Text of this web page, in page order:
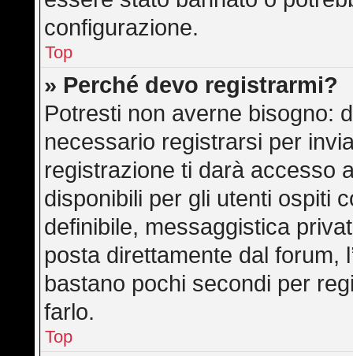
configurazione.
Top
» Perché devo registrarmi?
Potresti non averne bisogno:
necessario registrarsi per
registrazione ti darà accesso
disponibili per gli utenti ospiti
definibile, messaggistica
posta direttamente dal forum,
bastano pochi secondi per
farlo.
Top